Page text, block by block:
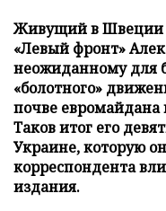
Живущий в Швеции
«Левый фронт»
неожиданному для
«болотного»
почве
Таков итог его
Украине, которую
корреспондента
издания.